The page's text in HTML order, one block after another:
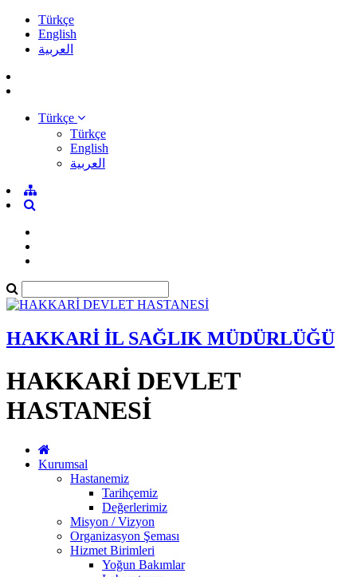
Türkçe
English
العربية
Türkçe
Türkçe
English
العربية
HAKKARİ İL SAĞLIK MÜDÜRLÜĞÜ
HAKKARİ DEVLET
HASTANESİ
Kurumsal
Hastanemiz
Tarihçemiz
Değerlerimiz
Misyon / Vizyon
Organizasyon Şeması
Hizmet Birimleri
Yoğun Bakımlar